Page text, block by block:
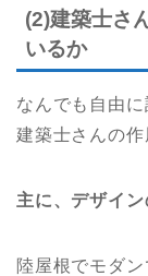
(2)建築士さ
いるか
なんでも自由
建築士さんの作
主に、デザイン
陸屋根でモダ